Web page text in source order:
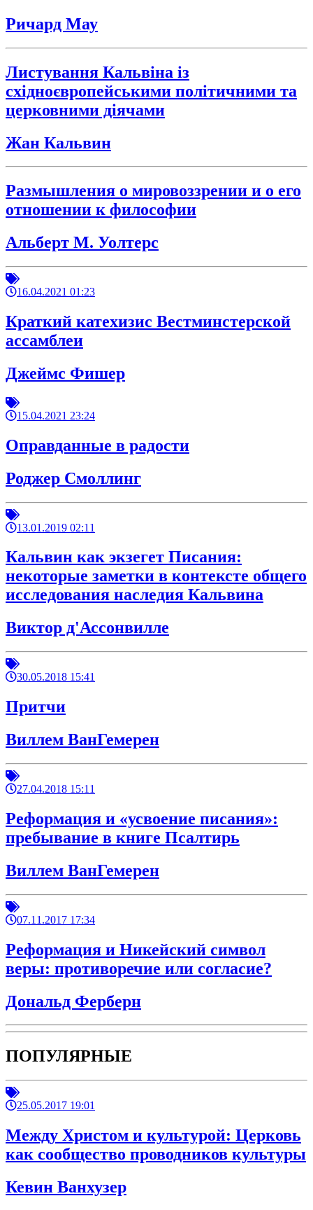
Ричард Мау
Листування Кальвіна із
східноєвропейськими політичними та
церковними діячами
Жан Кальвин
Размышления о мировоззрении и о его
отношении к философии
Альберт М. Уолтерс
16.04.2021 01:23
Краткий катехизис Вестминстерской
ассамблеи
Джеймс Фишер
15.04.2021 23:24
Оправданные в радости
Роджер Смоллинг
13.01.2019 02:11
Кальвин как экзегет Писания:
некоторые заметки в контексте общего
исследования наследия Кальвина
Виктор д'Ассонвилле
30.05.2018 15:41
Притчи
Виллем ВанГемерен
27.04.2018 15:11
Реформация и «усвоение писания»:
пребывание в книге Псалтирь
Виллем ВанГемерен
07.11.2017 17:34
Реформация и Никейский символ
веры: противоречие или согласие?
Дональд Ферберн
ПОПУЛЯРНЫЕ
25.05.2017 19:01
Между Христом и культурой: Церковь
как сообщество проводников культуры
Кевин Ванхузер